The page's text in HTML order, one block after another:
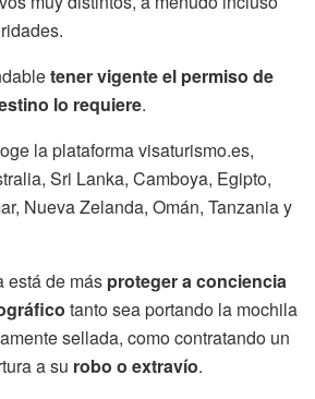
tener vigente el permiso de
lo requiere.
la plataforma visaturismo.es,
Sri Lanka, Camboya, Egipto,
Nueva Zelanda, Omán, Tanzania y
está de más proteger a conciencia
tanto sea portando la mochila
sellada, como contratando un
a su robo o extravío.